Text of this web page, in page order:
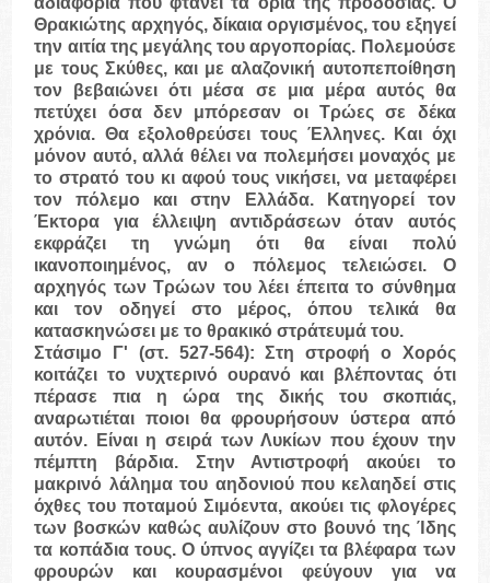
Θρακιώτης αρχηγός, δίκαια οργισμένος, του εξηγεί
την αιτία της μεγάλης του αργοπορίας. Πολεμούσε
με τους Σκύθες, και με αλαζονική αυτοπεποίθηση
τον βεβαιώνει ότι μέσα σε μια μέρα αυτός θα
πετύχει όσα δεν μπόρεσαν οι Τρώες σε δέκα
χρόνια. Θα εξολοθρεύσει τους Έλληνες. Και όχι
μόνον αυτό, αλλά θέλει να πολεμήσει μοναχός με
το στρατό του κι αφού τους νικήσει, να μεταφέρει
τον πόλεμο και στην Ελλάδα. Κατηγορεί τον
Έκτορα για έλλειψη αντιδράσεων όταν αυτός
εκφράζει τη γνώμη ότι θα είναι πολύ
ικανοποιημένος, αν ο πόλεμος τελειώσει. Ο
αρχηγός των Τρώων του λέει έπειτα το σύνθημα
και τον οδηγεί στο μέρος, όπου τελικά θα
κατασκηνώσει με το θρακικό στράτευμά του.
Στάσιμο Γ' (στ. 527-564): Στη στροφή ο Χορός
κοιτάζει το νυχτερινό ουρανό και βλέποντας ότι
πέρασε πια η ώρα της δικής του σκοπιάς,
αναρωτιέται ποιοι θα φρουρήσουν ύστερα από
αυτόν. Είναι η σειρά των Λυκίων που έχουν την
πέμπτη βάρδια. Στην Αντιστροφή ακούει το
μακρινό λάλημα του αηδονιού που κελαηδεί στις
όχθες του ποταμού Σιμόεντα, ακούει τις φλογέρες
των βοσκών καθώς αυλίζουν στο βουνό της Ίδης
τα κοπάδια τους. Ο ύπνος αγγίζει τα βλέφαρα των
φρουρών και κουρασμένοι φεύγουν για να